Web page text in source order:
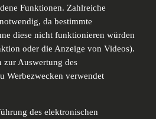
Funktionen. Zahlreiche
da bestimmte
diese nicht funktionieren würden
oder die Anzeige von Videos).
zur Auswertung des
Werbezwecken verwendet
des elektronischen